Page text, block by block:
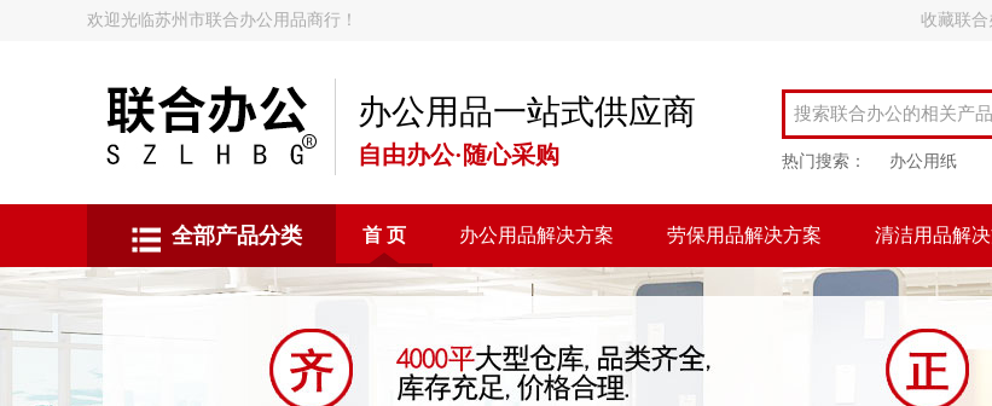
欢迎光临苏州市联合办公用品商行！ 收藏联合
办公用品一站式供应商
自由办公·随心采购 热门搜索： 办公用纸
全部产品分类 首 页 办公用品解决方案 劳保用品解决方案 清洁用品解